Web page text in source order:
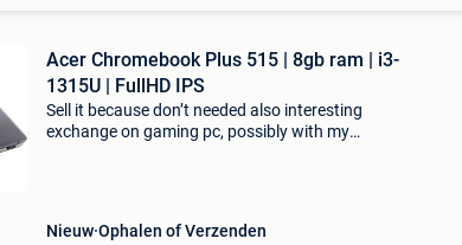
Acer Chromebook Plus 515 | 8gb ram | i3-
1315U | FullHD IPS
Sell it because don’t needed also interesting
exchange on gaming pc, possibly with my
Nieuw Ophalen of Verzenden